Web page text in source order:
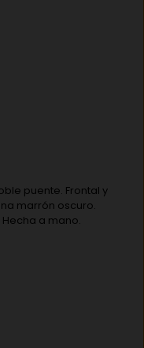
puente. Frontal y
marrón oscuro.
a mano.